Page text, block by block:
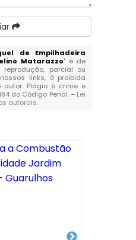
de Empilhadeira
Matarazzo" é de
reprodução, parcial ou
links, é proibida
Plágio é crime e
do Código Penal. – Lei
autorais.